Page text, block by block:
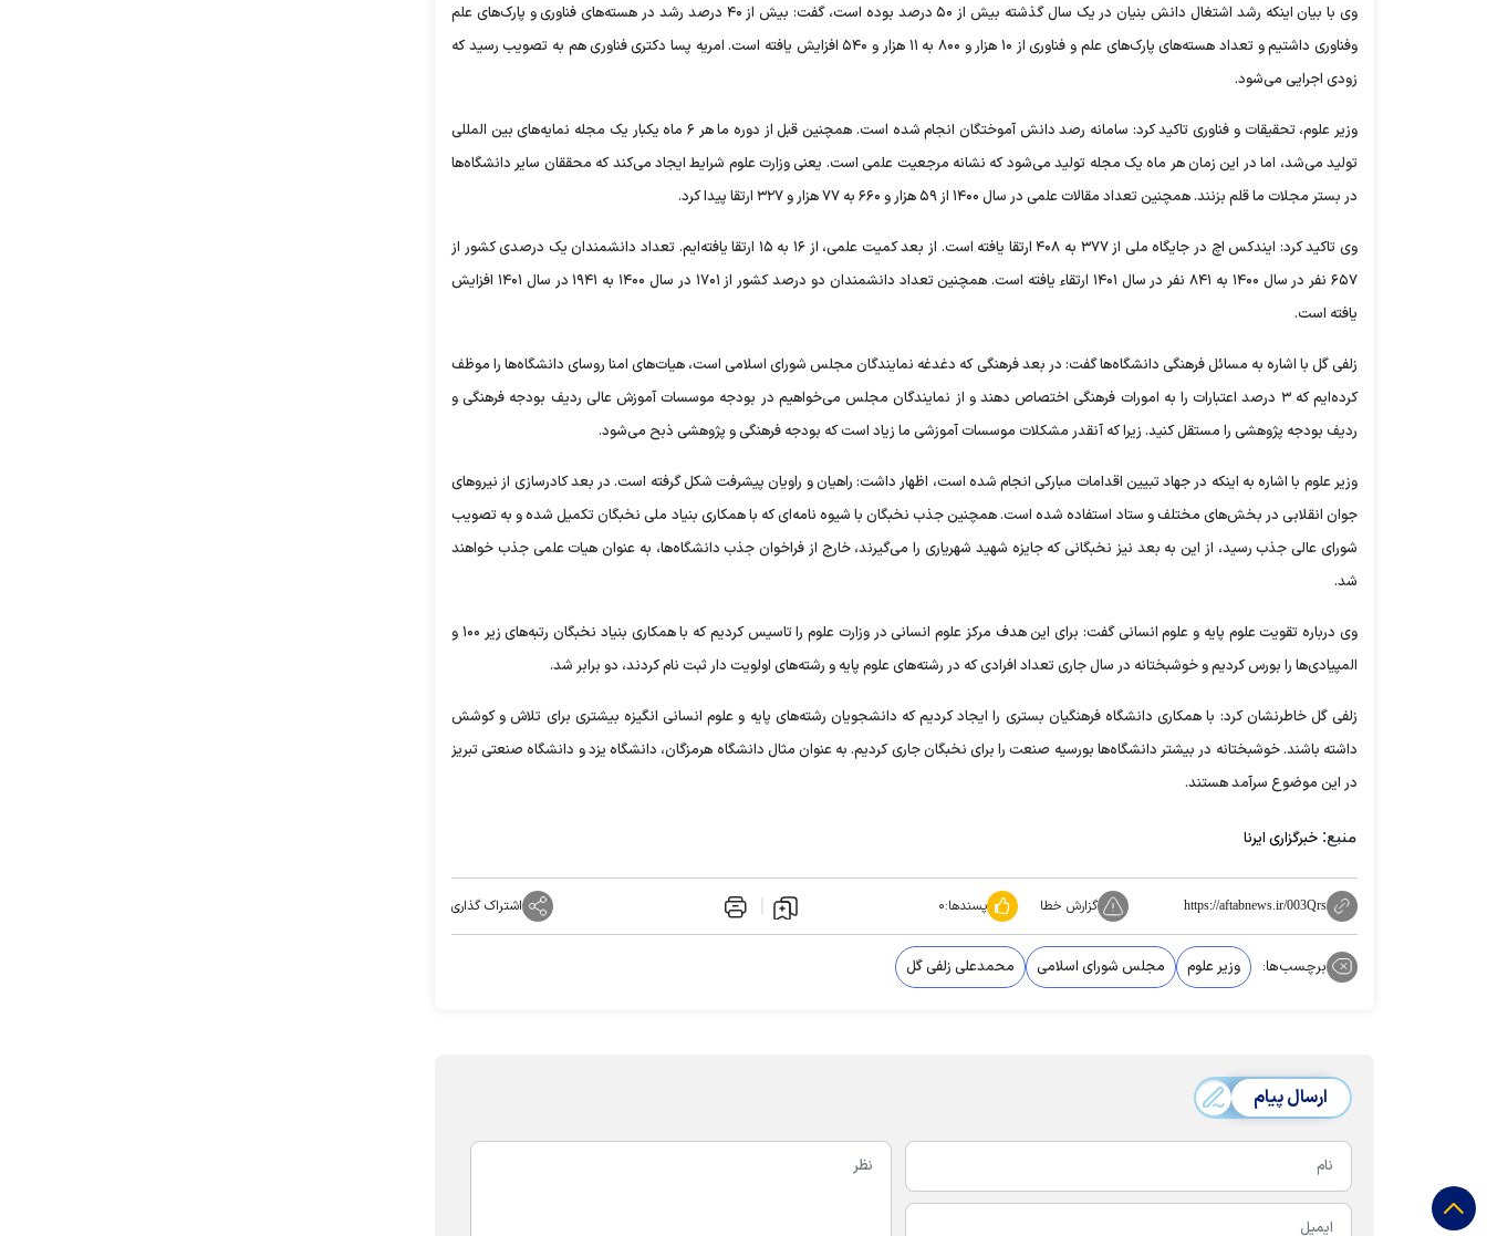
وی با بیان اینکه رشد اشتغال دانش بنیان در یک سال گذشته بیش از ۵۰ درصد بوده است، گفت: بیش از ۴۰ درصد رشد در هسته‌های فناوری و پارک‌های علم
وفناوری داشتیم و تعداد هسته‌های پارک‌های علم و فناوری از ۱۰ هزار و ۸۰۰ به ۱۱ هزار و ۵۴۰ افزایش یافته است. امریه پسا دکتری فناوری هم به تصویب رسید که
زودی اجرایی می‌شود.
وزیر علوم، تحقیقات و فناوری تاکید کرد: سامانه رصد دانش آموختگان انجام شده است. همچنین قبل از دوره ما هر ۶ ماه یکبار یک مجله نمایه‌های بین المللی
تولید می‌شد، اما در این زمان هر ماه یک مجله تولید می‌شود که نشانه مرجعیت علمی است. یعنی وزارت علوم شرایط ایجاد می‌کند که محققان سایر دانشگاه‌ها
در بستر مجلات ما قلم بزنند. همچنین تعداد مقالات علمی در سال ۱۴۰۰ از ۵۹ هزار و ۶۶۰ به ۷۷ هزار و ۳۲۷ ارتقا پیدا کرد.
وی تاکید کرد: ایندکس اچ در جایگاه ملی از ۳۷۷ به ۴۰۸ ارتقا یافته است. از بعد کمیت علمی، از ۱۶ به ۱۵ ارتقا یافته‌ایم. تعداد دانشمندان یک درصدی کشور از
۶۵۷ نفر در سال ۱۴۰۰ به ۸۴۱ نفر در سال ۱۴۰۱ ارتقاء یافته است. همچنین تعداد دانشمندان دو درصد کشور از ۱۷۰۱ در سال ۱۴۰۰ به ۱۹۴۱ در سال ۱۴۰۱ افزایش
یافته است.
زلفی گل با اشاره به مسائل فرهنگی دانشگاه‌ها گفت: در بعد فرهنگی که دغدغه نمایندگان مجلس شورای اسلامی است، هیات‌های امنا روسای دانشگاه‌ها را موظف
کرده‌ایم که ۳ درصد اعتبارات را به امورات فرهنگی اختصاص دهند و از نمایندگان مجلس می‌خواهیم در بودجه موسسات آموزش عالی ردیف بودجه فرهنگی و
ردیف بودجه پژوهشی را مستقل کنید. زیرا که آنقدر مشکلات موسسات آموزشی ما زیاد است که بودجه فرهنگی و پژوهشی ذبح می‌شود.
وزیر علوم با اشاره به اینکه در جهاد تبیین اقدامات مبارکی انجام شده است، اظهار داشت: راهیان و راویان پیشرفت شکل گرفته است. در بعد کادرسازی از نیرو‌های
جوان انقلابی در بخش‌های مختلف و ستاد استفاده شده است. همچنین جذب نخبگان با شیوه نامه‌ای که با همکاری بنیاد ملی نخبگان تکمیل شده و به تصویب
شورای عالی جذب رسید، از این به بعد نیز نخبگانی که جایزه شهید شهریاری را می‌گیرند، خارج از فراخوان جذب دانشگاه‌ها، به عنوان هیات علمی جذب خواهند
شد.
وی درباره تقویت علوم پایه و علوم انسانی گفت: برای این هدف مرکز علوم انسانی در وزارت علوم را تاسیس کردیم که با همکاری بنیاد نخبگان رتبه‌های زیر ۱۰۰ و
المپیادی‌ها را بورس کردیم و خوشبختانه در سال جاری تعداد افرادی که در رشته‌های علوم پایه و رشته‌های اولویت دار ثبت نام کردند، دو برابر شد.
زلفی گل خاطرنشان کرد: با همکاری دانشگاه فرهنگیان بستری را ایجاد کردیم که دانشجویان رشته‌های پایه و علوم انسانی انگیزه بیشتری برای تلاش و کوشش
داشته باشند. خوشبختانه در بیشتر دانشگاه‌ها بورسیه صنعت را برای نخبگان جاری کردیم. به عنوان مثال دانشگاه هرمزگان، دانشگاه یزد و دانشگاه صنعتی تبریز
در این موضوع سرآمد هستند.
منبع: خبرگزاری ایرنا
https://aftabnews.ir/003Qrs گزارش خطا پسندها:۰ اشتراک گذاری
برچسب‌ها: وزیر علوم مجلس شورای اسلامی محمدعلی زلفی گل
ارسال پیام